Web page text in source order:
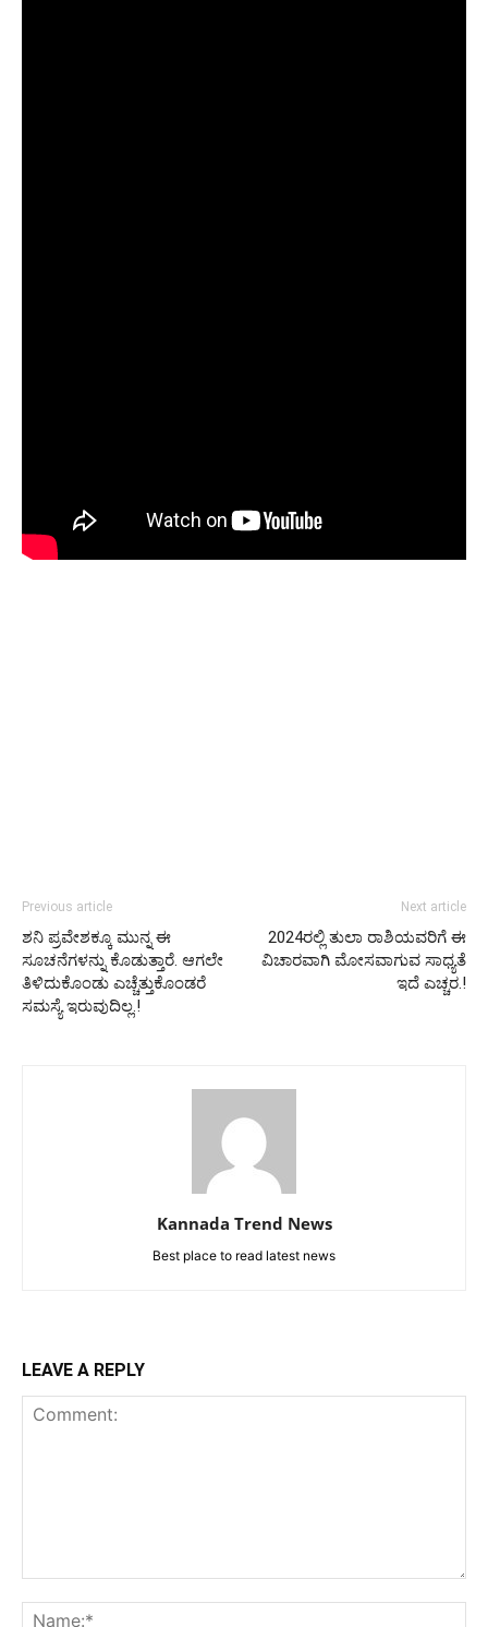
Previous article
ಶನಿ ಪ್ರವೇಶಕ್ಕೂ ಮುನ್ನ ಈ
ಸೂಚನೆಗಳನ್ನು ಕೊಡುತ್ತಾರೆ. ಆಗಲೇ
ತಿಳಿದುಕೊಂಡು ಎಚ್ಚೆತ್ತುಕೊಂಡರೆ
ಸಮಸ್ಯೆ ಇರುವುದಿಲ್ಲ.!
Next article
2024ರಲ್ಲಿ ತುಲಾ ರಾಶಿಯವರಿಗೆ ಈ
ವಿಚಾರವಾಗಿ ಮೋಸವಾಗುವ ಸಾಧ್ಯತೆ
ಇದೆ ಎಚ್ಚರ.!
Kannada Trend News
Best place to read latest news
LEAVE A REPLY